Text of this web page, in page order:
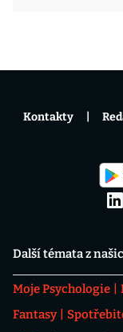
Další témata z
Moje Psychologie
Fantasy
Kontakty